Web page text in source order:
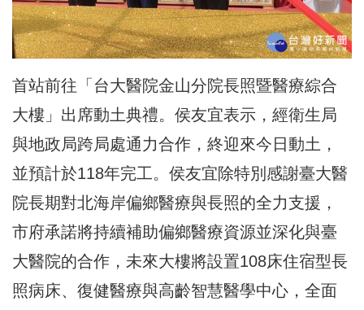
首站前往「台大醫院金山分院長照暨醫療綜合
大樓」出席動土典禮。侯友宜表示，經衛生局
與地政局跨局處通力合作，終迎來今日動土，
並預計於118年完工。侯友宜除特別感謝臺大醫
院長期對北海岸偏鄉醫療與長照的全力支援，
市府承諾將持續補助偏鄉醫療資源並深化與臺
大醫院的合作，未來大樓將設置108床住宿型長
照病床、復健醫療與高齡智慧醫學中心，全面